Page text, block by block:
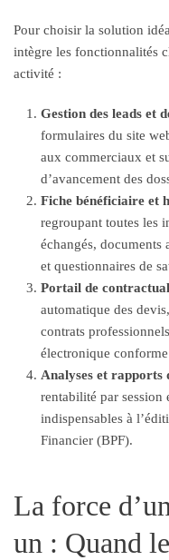
Pour choisir la solution
intègre les fonctionnalités
activité :
Gestion des leads et
formulaires du site
aux commerciaux et
d’avancement des
Fiche bénéficiaire et
regroupant toutes les
échangés, documents
et questionnaires de
Portail de
automatique des
contrats
électronique
Analyses et rapports
rentabilité par session
indispensables à
Financier (BPF).
La force
un : Quand